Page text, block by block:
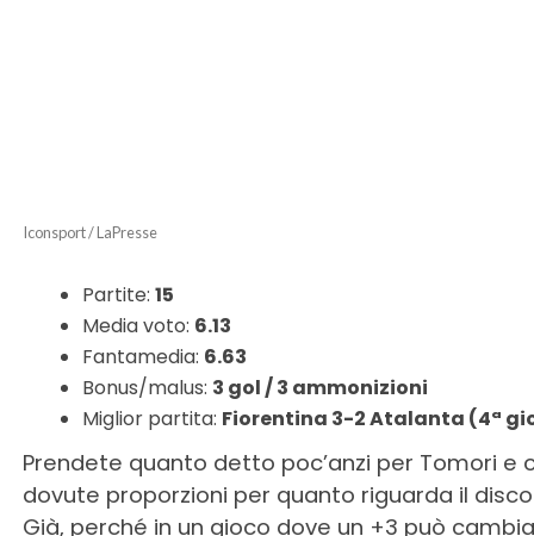
Iconsport / LaPresse
Partite: 15
Media voto: 6.13
Fantamedia: 6.63
Bonus/malus: 3 gol / 3 ammonizioni
Miglior partita: Fiorentina 3-2 Atalanta (4ª
Prendete quanto detto poc’anzi per Tomori e
dovute proporzioni per quanto riguarda il
Già, perché in un gioco dove un +3 può